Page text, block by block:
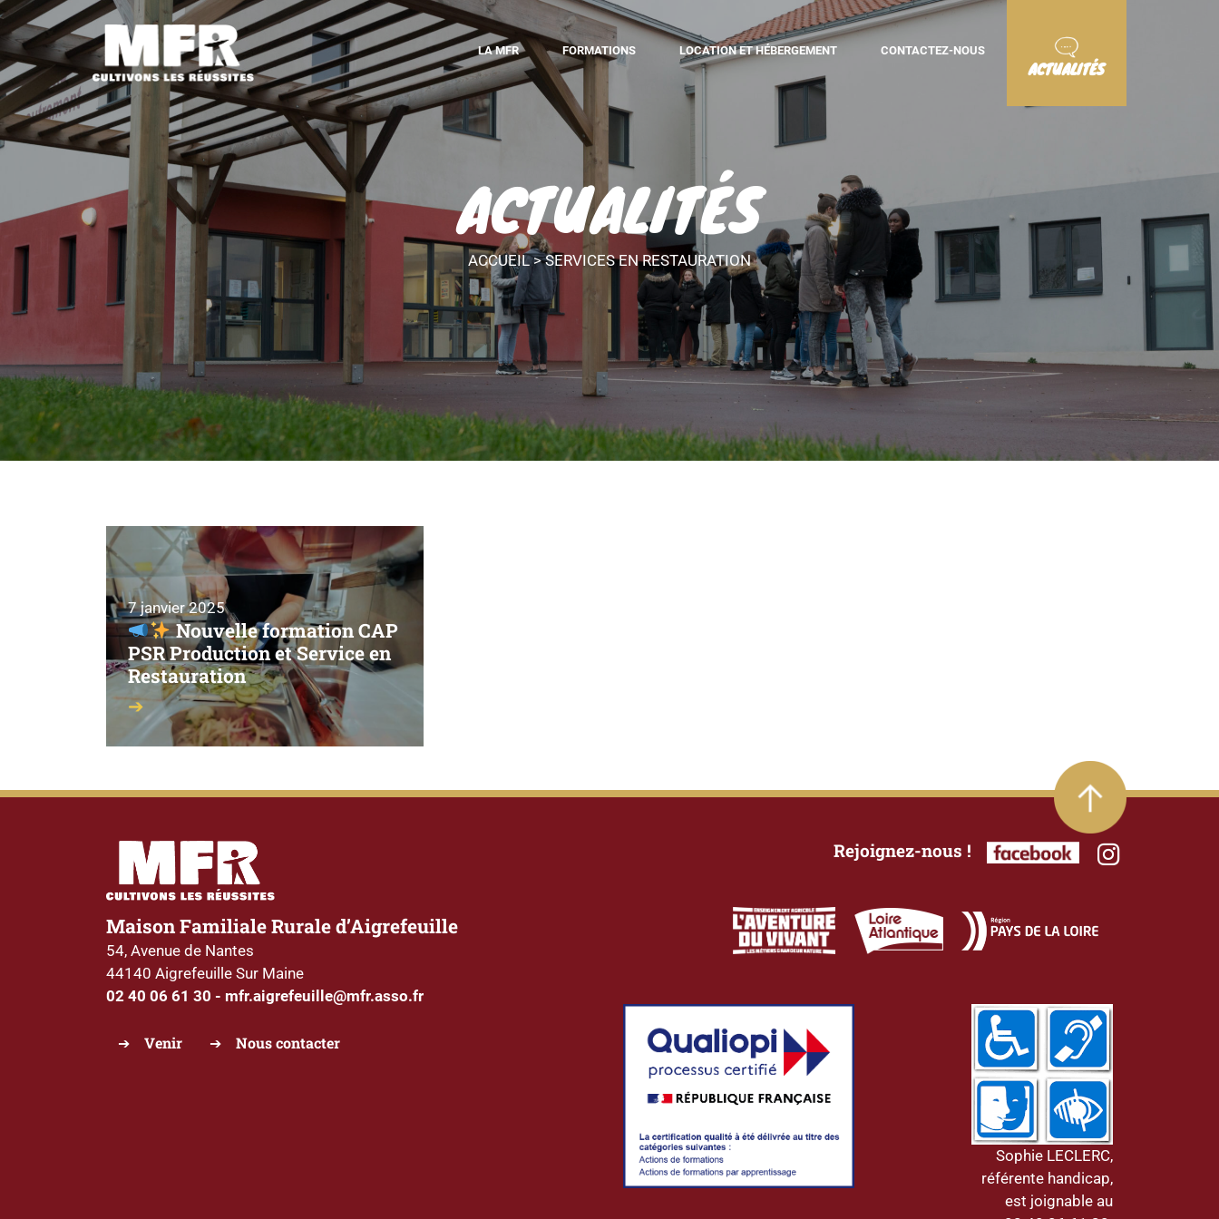
LA MFR FORMATIONS LOCATION ET HÉBERGEMENT CONTACTEZ-NOUS
ACTUALITÉS
ACTUALITÉS
ACCUEIL>SERVICES EN RESTAURATION
7 janvier 2025
Nouvelle formation CAP
PSR Production et Service en
Restauration
Maison Familiale Rurale d’Aigrefeuille
54, Avenue de Nantes
44140 Aigrefeuille Sur Maine
02 40 06 61 30 - mfr.aigrefeuille@mfr.asso.fr
Venir Nous contacter
Rejoignez-nous !
Sophie LECLERC,
référente handicap,
est joignable au